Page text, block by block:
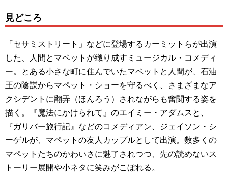
見どころ
「セサミストリート」などに登場するカーミットらが出演
した、人間とマペットが織り成すミュージカル・コメディ
ー。とある小さな町に住んでいたマペットと人間が、石油
王の陰謀からマペット・ショーを守るべく、さまざまなア
クシデントに翻弄（ほんろう）されながらも奮闘する姿を
描く。『魔法にかけられて』のエイミー・アダムスと、
『ガリバー旅行記』などのコメディアン、ジェイソン・シ
ーゲルが、マペットの友人カップルとして出演。数多くの
マペットたちのかわいさに魅了されつつ、先の読めないス
トーリー展開や小ネタに笑みがこぼれる。